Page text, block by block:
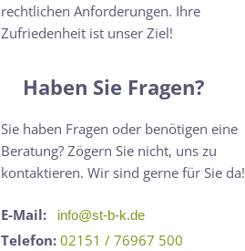
rechtlichen Anforderungen. Ihre
Zufriedenheit ist unser Ziel!
Haben Sie Fragen?
Sie haben Fragen oder benötigen eine
Beratung? Zögern Sie nicht, uns zu
kontaktieren. Wir sind gerne für Sie da!
E-Mail: info@st-b-k.de
Telefon: 02151 / 76967 500